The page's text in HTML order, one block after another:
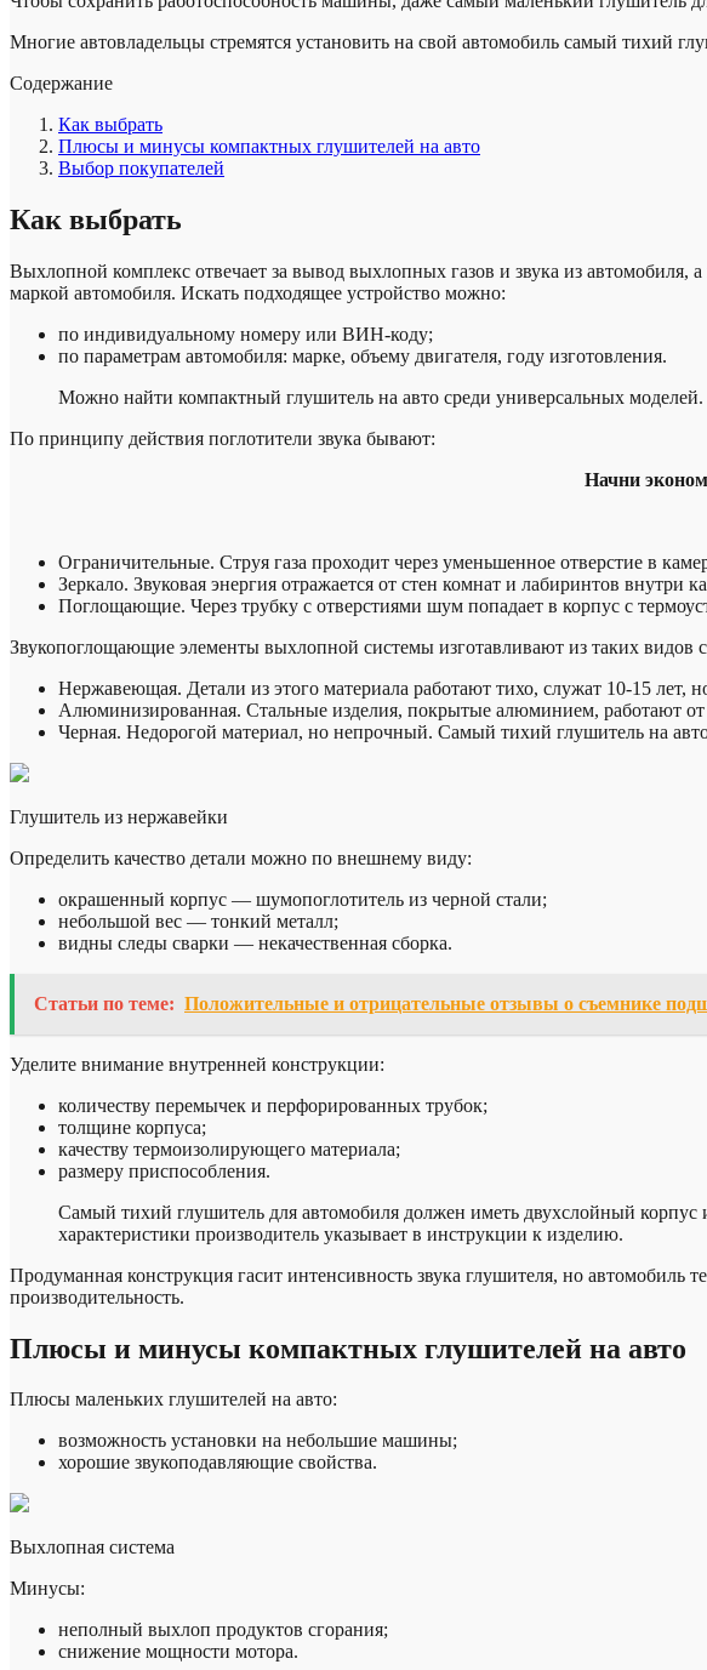
Многие автовладельцы стремятся установить на свой автомобиль самый тихий
Содержание
Как выбрать
Плюсы и минусы компактных глушителей на авто
Выбор покупателей
Как выбрать
Выхлопной комплекс отвечает за вывод выхлопных газов и звука из автомобиля,
маркой автомобиля. Искать подходящее устройство можно:
по индивидуальному номеру или ВИН-коду;
по параметрам автомобиля: марке, объему двигателя, году изготовления.
Можно найти компактный глушитель на авто среди универсальных
По принципу действия поглотители звука бывают:
Начни
Ограничительные. Струя газа проходит через уменьшенное отверстие в
Зеркало. Звуковая энергия отражается от стен комнат и лабиринтов
Поглощающие. Через трубку с отверстиями шум попадает в корпус с
Звукопоглощающие элементы выхлопной системы изготавливают из таких видов
Нержавеющая. Детали из этого материала работают тихо, служат 10-15 лет,
Алюминизированная. Стальные изделия, покрытые алюминием, работают
Черная. Недорогой материал, но непрочный. Самый тихий глушитель на
Глушитель из нержавейки
Определить качество детали можно по внешнему виду:
окрашенный корпус — шумопоглотитель из черной стали;
небольшой вес — тонкий металл;
видны следы сварки — некачественная сборка.
Статьи по теме: Положительные и отрицательные отзывы о съемнике
Уделите внимание внутренней конструкции:
количеству перемычек и перфорированных трубок;
толщине корпуса;
качеству термоизолирующего материала;
размеру приспособления.
Самый тихий глушитель для автомобиля должен иметь двухслойный
характеристики производитель указывает в инструкции к изделию.
Продуманная конструкция гасит интенсивность звука глушителя, но
производительность.
Плюсы и минусы компактных глушителей на авто
Плюсы маленьких глушителей на авто:
возможность установки на небольшие машины;
хорошие звукоподавляющие свойства.
Выхлопная система
Минусы:
неполный выхлоп продуктов сгорания;
снижение мощности мотора.